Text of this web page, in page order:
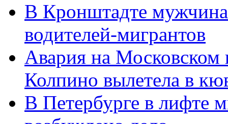
В Кронштадте мужчина
водителей-мигрантов
Авария на Московском
Колпино вылетела в
В Петербурге в лифте